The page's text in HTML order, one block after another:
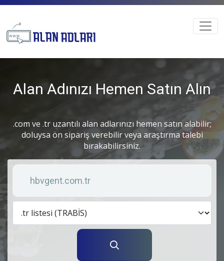
Alan Adınızı Hemen Satın Alın
.com ve .tr uzantılı alan adlarınızı hemen satın alabilir;
doluysa ön sipariş verebilir veya araştırma talebi
bırakabilirsiniz.
Anahtar kelime